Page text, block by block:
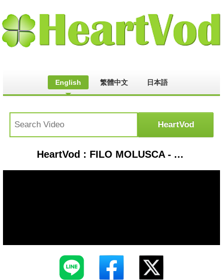
English 繁體中文 日本語
HeartVod : FILO MOLUSCA - AULA SOBRE o filo dos moluscos - o que são moluscos